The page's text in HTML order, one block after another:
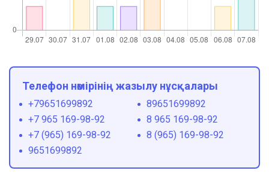
Телефон нөмірінің жазылу нұсқалары
+79651699892
89651699892
+7 965 169-98-92
8 965 169-98-92
+7 (965) 169-98-92
8 (965) 169-98-92
9651699892